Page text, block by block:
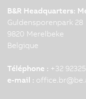
B&R Headquarters:
Guldensporenpark 28
9820 Merelbeke
Belgique
Téléphone : +32
e-mail : office.br@